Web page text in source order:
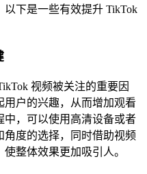
下是一些有效提升 TikTok
视频被关注的重要因
户的兴趣，从而增加观看
中，可以使用高清设备或者
度的选择，同时借助视频
整体效果更加吸引人。